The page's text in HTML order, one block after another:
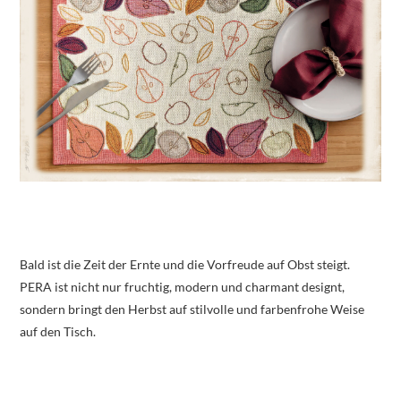
Bald ist die Zeit der Ernte und die Vorfreude auf Obst steigt.
PERA ist nicht nur fruchtig, modern und charmant designt,
sondern bringt den Herbst auf stilvolle und farbenfrohe Weise
auf den Tisch.